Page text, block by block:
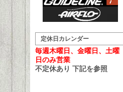
定休日カレンダー
毎週木曜日、金曜日、土曜
日のみ営業
不定休あり 下記を参照